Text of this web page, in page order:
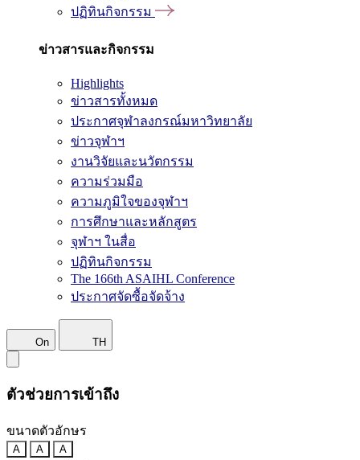
ปฏิทินกิจกรรม
ข่าวสารและกิจกรรม
Highlights
ข่าวสารทั้งหมด
ประกาศจุฬาลงกรณ์มหาวิทยาลัย
ข่าวจุฬาฯ
งานวิจัยและนวัตกรรม
ความร่วมมือ
ความภูมิใจของจุฬาฯ
การศึกษาและหลักสูตร
จุฬาฯ ในสื่อ
ปฏิทินกิจกรรม
The 166th ASAIHL Conference
ประกาศจัดซื้อจัดจ้าง
On TH
ตัวช่วยการเข้าถึง
ขนาดตัวอักษร
A A A